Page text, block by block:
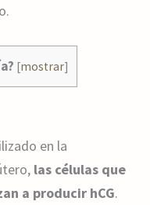
[mostrar]
en la
las células que
a producir hCG.